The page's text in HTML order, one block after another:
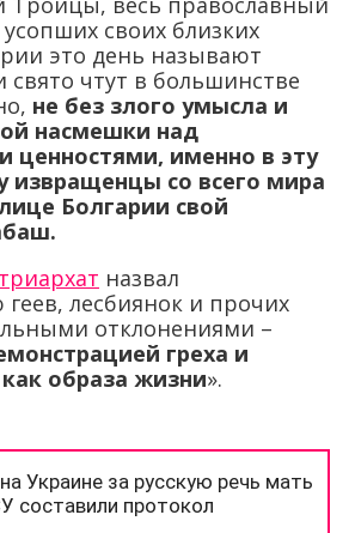
своих близких
это день называют
свято чтут в большинстве
не без злого умысла и
насмешки над
ценностями, именно в эту
извращенцы со всего мира
Болгарии свой
назвал
лесбиянок и прочих
отклонениями –
греха и
образа жизни».